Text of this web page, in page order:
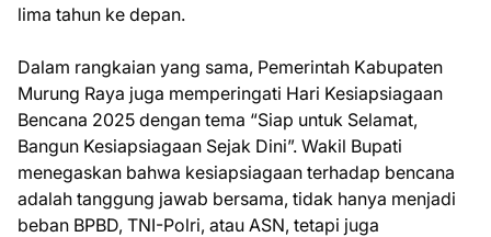
lima tahun ke depan.
Dalam rangkaian yang sama, Pemerintah Kabupaten
Murung Raya juga memperingati Hari Kesiapsiagaan
Bencana 2025 dengan tema “Siap untuk Selamat,
Bangun Kesiapsiagaan Sejak Dini”. Wakil Bupati
menegaskan bahwa kesiapsiagaan terhadap bencana
adalah tanggung jawab bersama, tidak hanya menjadi
beban BPBD, TNI-Polri, atau ASN, tetapi juga